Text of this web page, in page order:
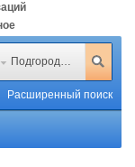
Подгородное
Расширенный поиск